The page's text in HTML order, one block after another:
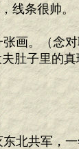
线条很帅。
画。（念
肚子里的
北共军，